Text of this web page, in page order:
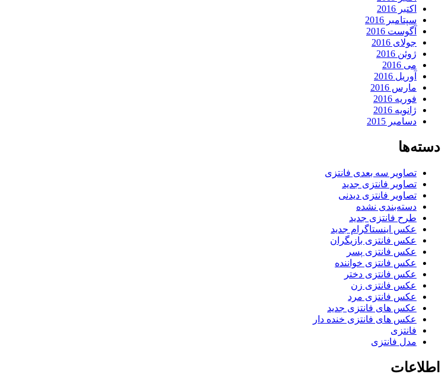
اکتبر 2016
سپتامبر 2016
آگوست 2016
جولای 2016
ژوئن 2016
می 2016
آوریل 2016
مارس 2016
فوریه 2016
ژانویه 2016
دسامبر 2015
دسته‌ها
تصاویر سه بعدی فانتزی
تصاویر فانتزی جدید
تصاویر فانتزی دیدنی
دسته‌بندی نشده
طرح فانتزی جدید
عکس اینستاگرام جدید
عکس فانتزی بازیگران
عکس فانتزی پسر
عکس فانتزی خواننده
عکس فانتزی دختر
عکس فانتزی زن
عکس فانتزی مرد
عکس های فانتزی جدید
عکس های فانتزی خنده دار
فانتزی
مدل فانتزی
اطلاعات